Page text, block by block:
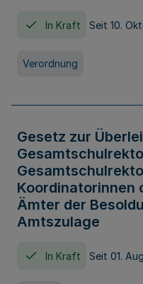
In Kraft Seit 10.
Verordnung
Gesetz zur
Koordinatorinnen
Ämter der
Amtszulage
In Kraft Seit 01.